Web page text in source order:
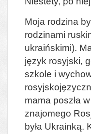
Moja rodzina
rodzinami
ukraińskimi).
język rosyjski,
szkole i
mama poszła
znajomego
była Ukrainką.